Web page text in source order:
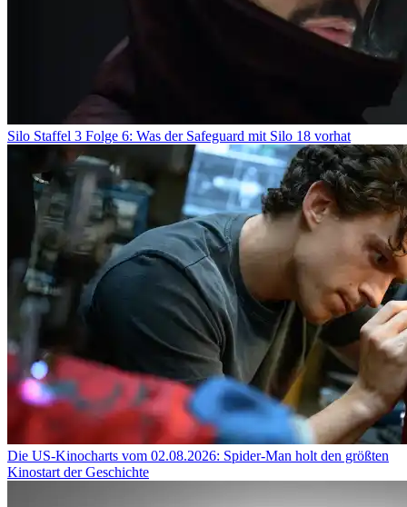
Silo Staffel 3 Folge 6: Was der Safeguard mit Silo 18 vorhat
Die US-Kinocharts vom 02.08.2026: Spider-Man holt den größten
Kinostart der Geschichte